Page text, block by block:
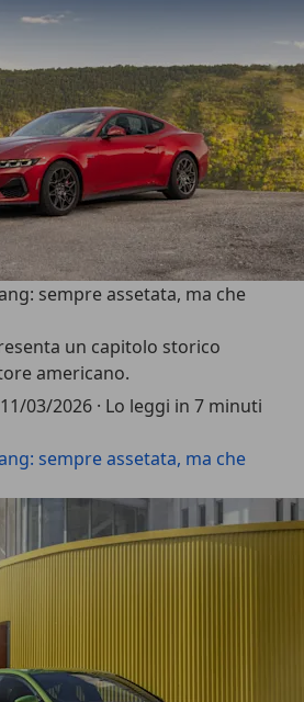
sempre assetata, ma che
un capitolo storico
americano.
11/03/2026 · Lo leggi in 7 minuti
sempre assetata, ma che